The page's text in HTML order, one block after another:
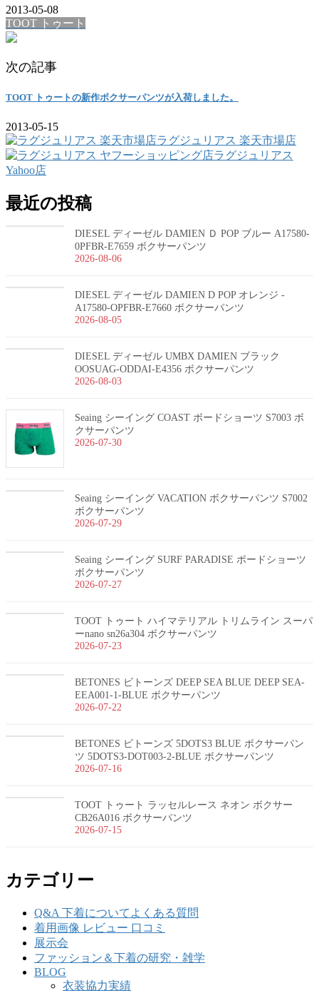
2013-05-08
TOOT トゥート
次の記事
TOOT トゥートの新作ボクサーパンツが入荷しました。
2013-05-15
ラグジュリアス 楽天市場店
ラグジュリアス
Yahoo店
最近の投稿
DIESEL ディーゼル DAMIEN Ｄ POP ブルー A17580-
0PFBR-E7659 ボクサーパンツ
2026-08-06
DIESEL ディーゼル DAMIEN D POP オレンジ -
A17580-OPFBR-E7660 ボクサーパンツ
2026-08-05
DIESEL ディーゼル UMBX DAMIEN ブラック
OOSUAG-ODDAI-E4356 ボクサーパンツ
2026-08-03
Seaing シーイング COAST ボードショーツ S7003 ボ
クサーパンツ
2026-07-30
Seaing シーイング VACATION ボクサーパンツ S7002
ボクサーパンツ
2026-07-29
Seaing シーイング SURF PARADISE ボードショーツ
ボクサーパンツ
2026-07-27
TOOT トゥート ハイマテリアル トリムライン スーパ
ーnano sn26a304 ボクサーパンツ
2026-07-23
BETONES ビトーンズ DEEP SEA BLUE DEEP SEA-
EEA001-1-BLUE ボクサーパンツ
2026-07-22
BETONES ビトーンズ 5DOTS3 BLUE ボクサーパン
ツ 5DOTS3-DOT003-2-BLUE ボクサーパンツ
2026-07-16
TOOT トゥート ラッセルレース ネオン ボクサー
CB26A016 ボクサーパンツ
2026-07-15
カテゴリー
Q&A 下着についてよくある質問
着用画像 レビュー 口コミ
展示会
ファッション＆下着の研究・雑学
BLOG
衣装協力実績